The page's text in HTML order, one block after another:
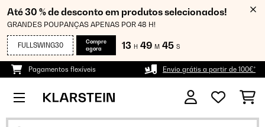
Até 30 % de desconto em produtos selecionados!
GRANDES POUPANÇAS APENAS POR 48 H!
FULLSWING30
Compre
agora
13 H 49 M 45 S
Pagamentos flexíveis Envio grátis a partir de 100€*